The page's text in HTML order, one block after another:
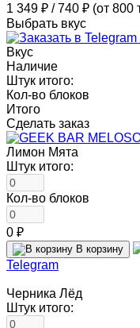
1 349 ₽ /740 ₽ (от 800
Выбрать вкус
Вкус
Наличие
Штук итого:
Кол-во блоков
Итого
Сделать заказ
Лимон Мята
Штук итого:
Кол-во блоков
0 ₽
В корзину
Telegram
Черника Лёд
Штук итого: